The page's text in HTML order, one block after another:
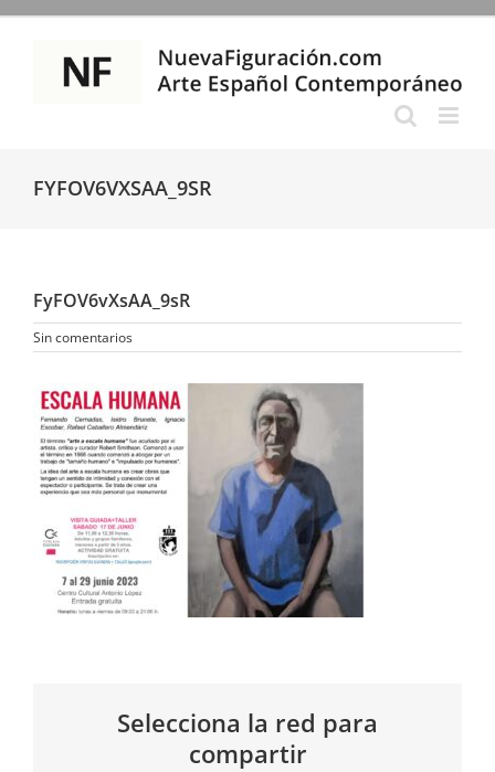
Saltar
contenido
FYFOV6VXSAA_9SR
FyFOV6vXsAA_9sR
Sin comentarios
Selecciona la red para
compartir